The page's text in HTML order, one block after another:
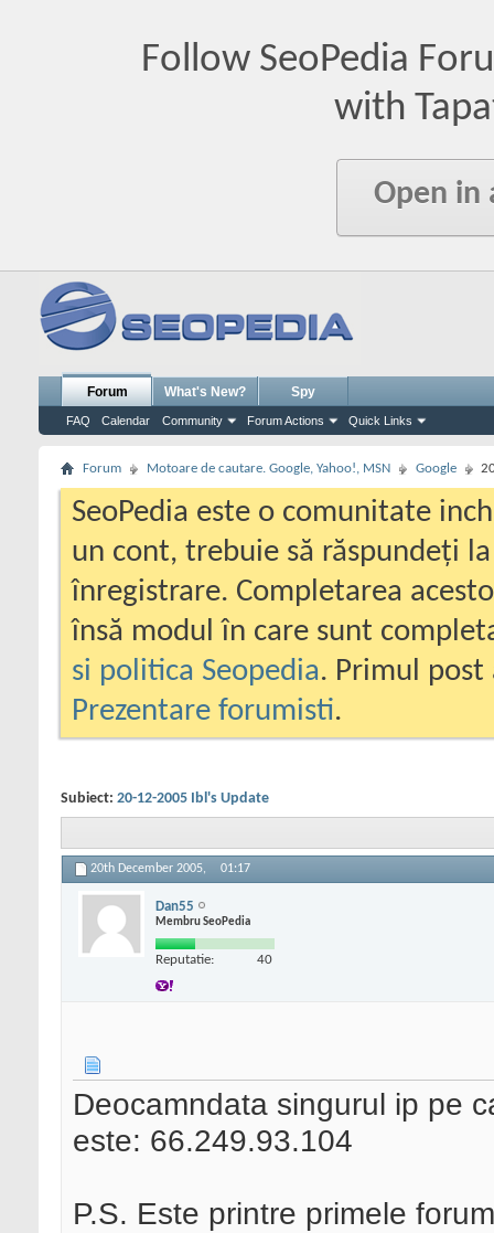
Follow SeoPedia
with
Open in
Forum
FAQ Calendar Community Forum Actions Quick Links
What's New? Spy
Forum Motoare de cautare. Google, Yahoo!, MSN Google
SeoPedia este o comunitate
un cont, trebuie să răspundeți
înregistrare. Completarea
însă modul în care sunt
si politica Seopedia. Primul
Prezentare forumisti.
Subiect: 20-12-2005 Ibl's Update
20th December 2005, 01:17
Dan55
Membru SeoPedia
Reputatie: 40
Deocamndata singurul ip pe
este: 66.249.93.104
P.S. Este printre primele